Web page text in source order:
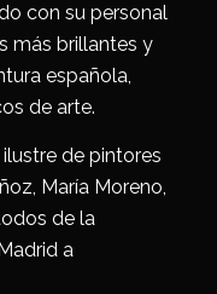
con su personal
más brillantes y
española,
de arte.
de pintores
María Moreno,
de la
a